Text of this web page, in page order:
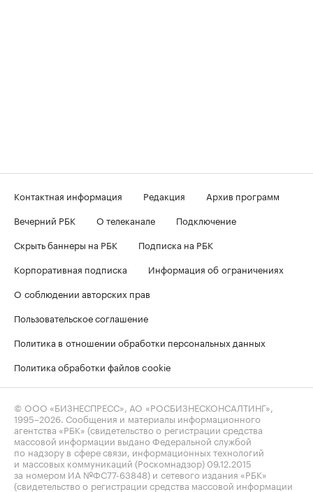
Контактная информация Редакция
Архив программ
Вечерний РБК
О телеканале
Подключение
Скрыть баннеры на РБК
Подписка на РБК
Корпоративная подписка
Информация об ограничениях
О соблюдении авторских прав
Пользовательское соглашение
Политика в отношении обработки персональных данных
Политика обработки файлов cookie
© ООО «БИЗНЕСПРЕСС», АО «РОСБИЗНЕСКОНСАЛТИНГ»,
1995–2026 . Сообщения и материалы информационного
агентства «РБК» (свидетельство о регистрации средства
массовой информации выдано Федеральной службой
по надзору в сфере связи, информационных технологий
и массовых коммуникаций (Роскомнадзор) 09.12.2015
за номером ИА №ФС77-63848) и сетевого издания «РБК»
(свидетельство о регистрации средства массовой информации